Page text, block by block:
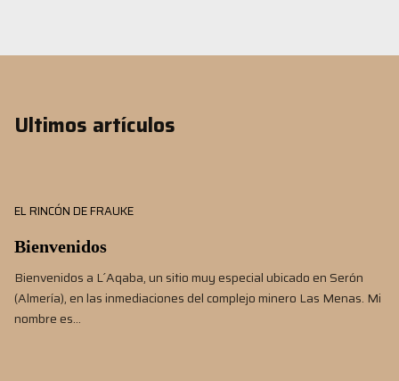
Ultimos artículos
EL RINCÓN DE FRAUKE
Bienvenidos
Bienvenidos a L´Aqaba, un sitio muy especial ubicado en Serón
(Almería), en las inmediaciones del complejo minero Las Menas. Mi
nombre es…